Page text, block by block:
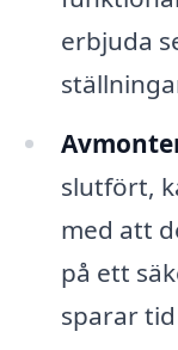
erbjuda
slutfört,
med att
på ett
sparar